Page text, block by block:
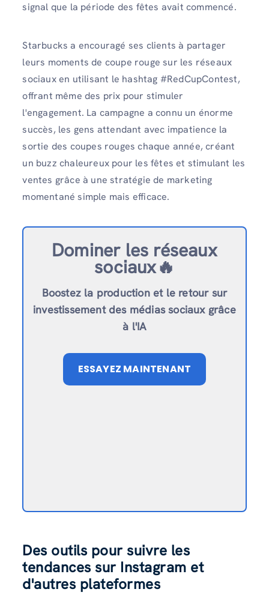
signal que la période des fêtes avait commencé.
Starbucks a encouragé ses clients à partager
leurs moments de coupe rouge sur les réseaux
sociaux en utilisant le hashtag #RedCupContest,
offrant même des prix pour stimuler
l'engagement. La campagne a connu un énorme
succès, les gens attendant avec impatience la
sortie des coupes rouges chaque année, créant
un buzz chaleureux pour les fêtes et stimulant les
ventes grâce à une stratégie de marketing
momentané simple mais efficace.
Dominer les réseaux
sociaux🔥
Boostez la production et le retour sur
investissement des médias sociaux grâce
à l'IA
ESSAYEZ MAINTENANT
Des outils pour suivre les
tendances sur Instagram et
d'autres plateformes